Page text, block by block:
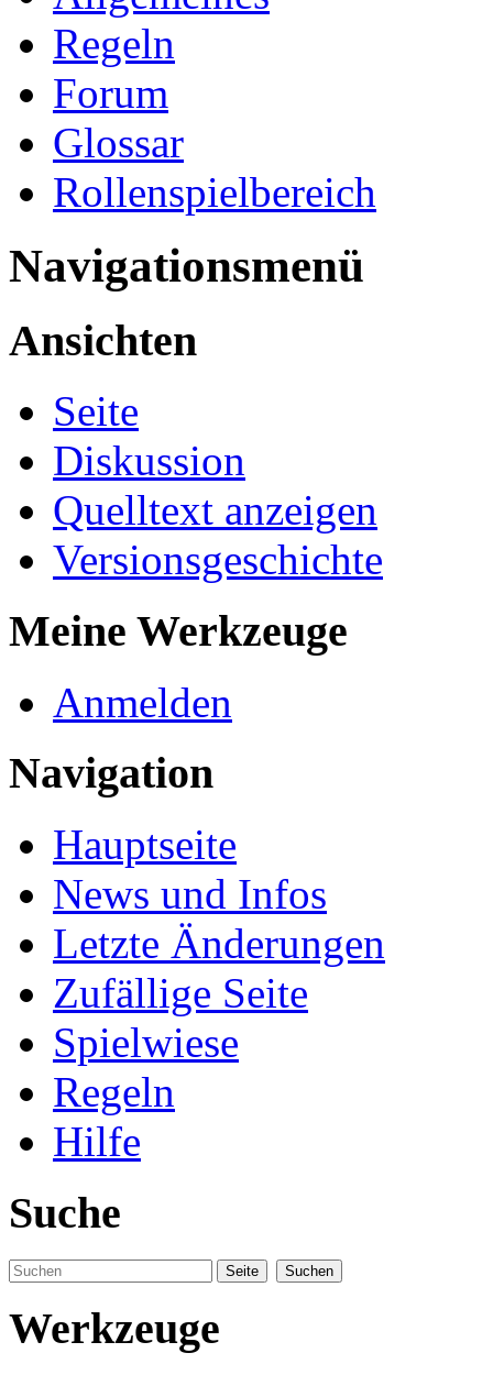
Regeln
Forum
Glossar
Rollenspielbereich
Navigationsmenü
Ansichten
Seite
Diskussion
Quelltext anzeigen
Versionsgeschichte
Meine Werkzeuge
Anmelden
Navigation
Hauptseite
News und Infos
Letzte Änderungen
Zufällige Seite
Spielwiese
Regeln
Hilfe
Suche
Werkzeuge